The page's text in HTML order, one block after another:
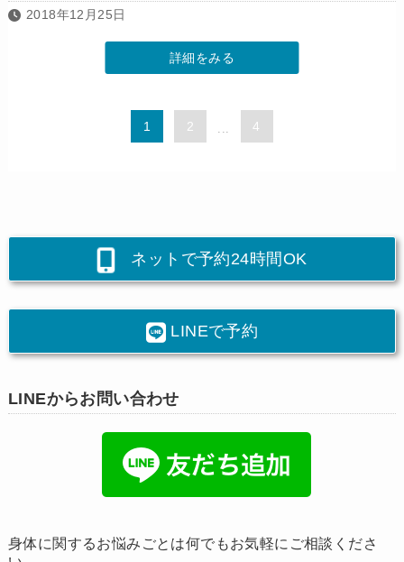
2018年12月25日
詳細をみる
1 2 ... 4
ネットで予約24時間OK
LINEで予約
LINEからお問い合わせ
身体に関するお悩みごとは何でもお気軽にご相談くださ